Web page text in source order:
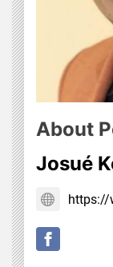
About
Josué
https://